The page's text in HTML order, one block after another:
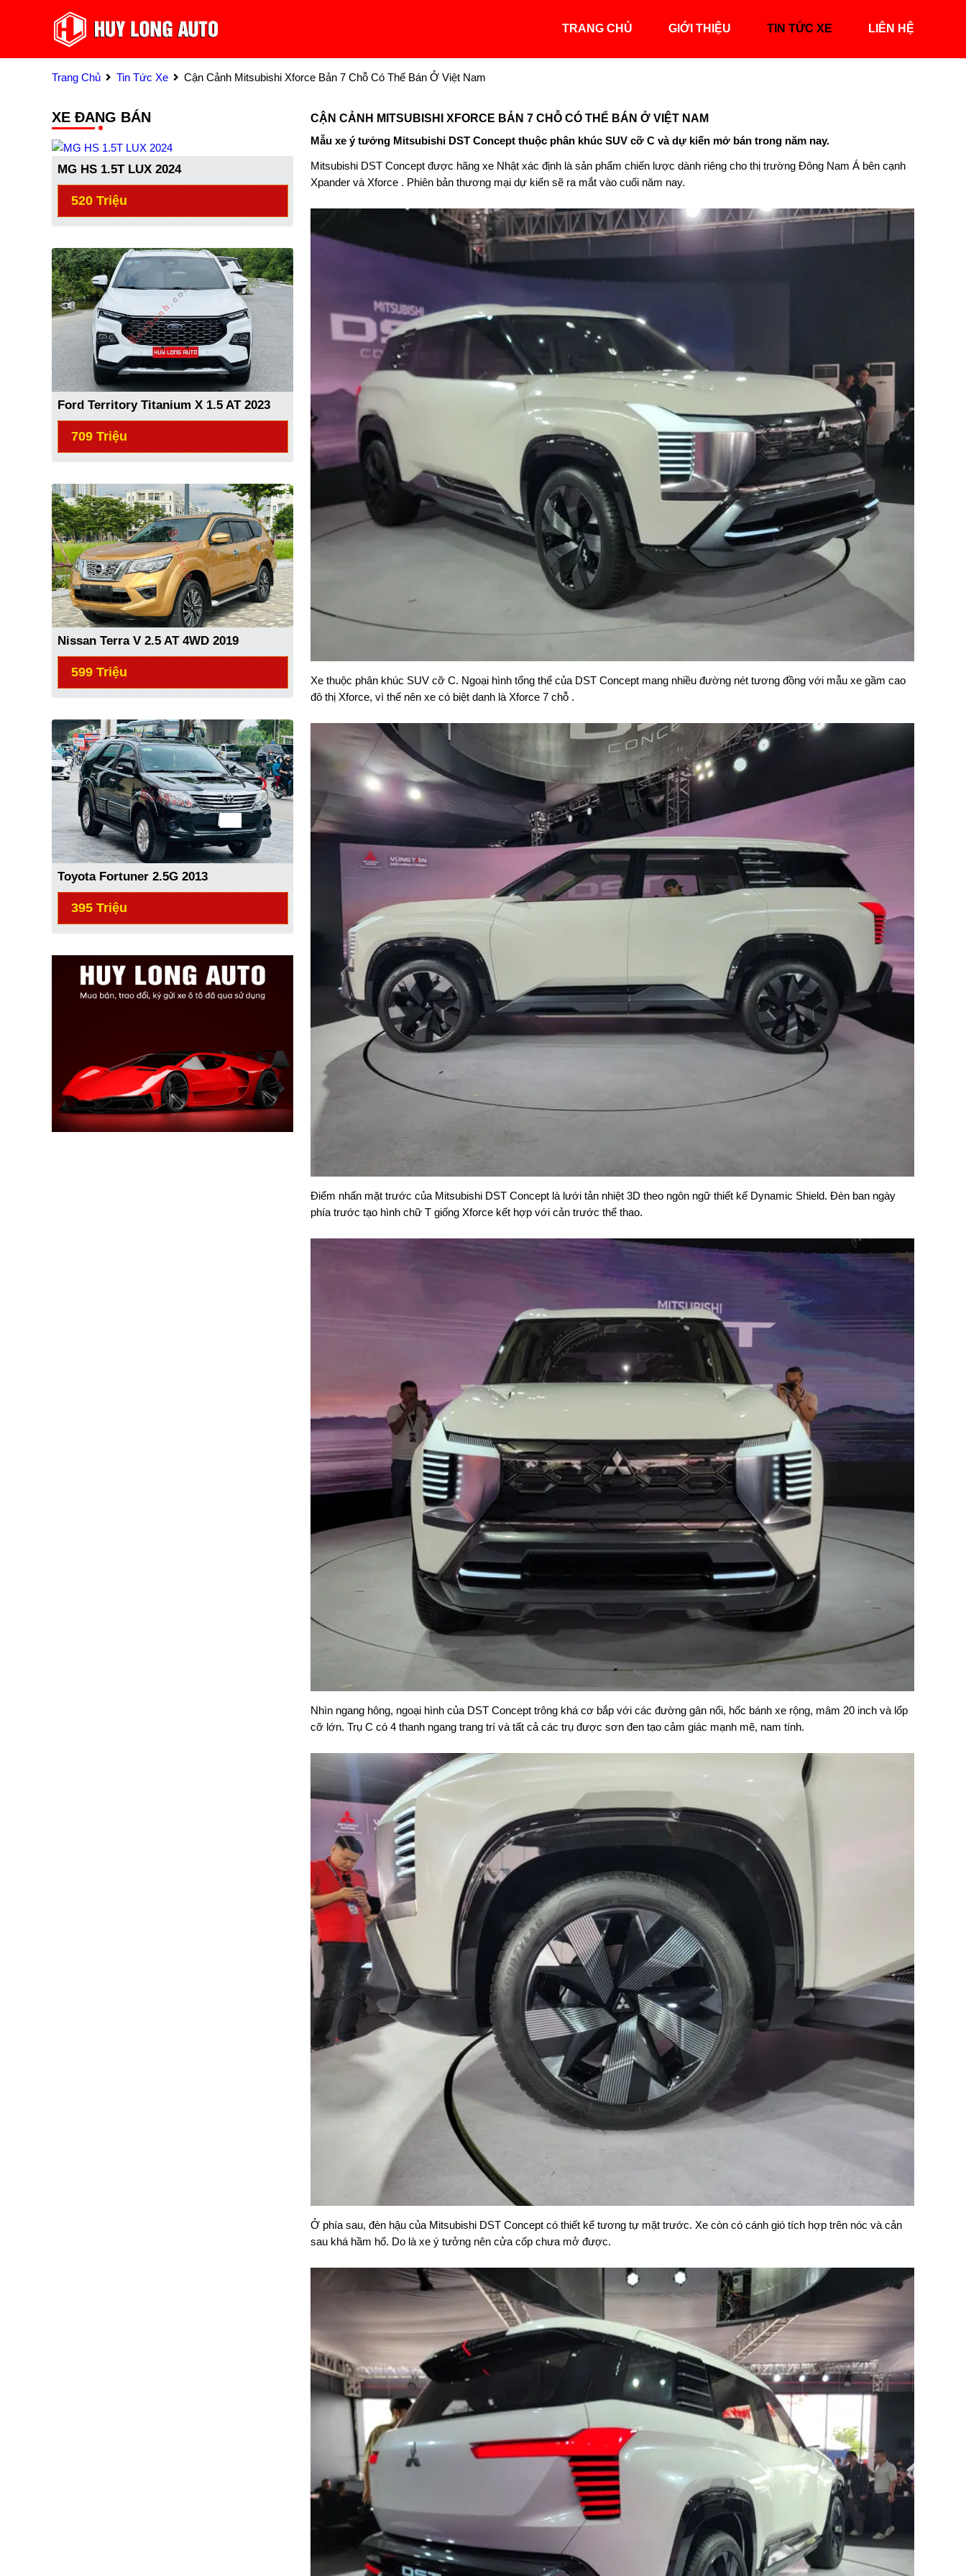
TRANG CHỦ GIỚI THIỆU TIN TỨC XE LIÊN HỆ
Trang Chủ Tin Tức Xe Cận Cảnh Mitsubishi Xforce Bản 7 Chỗ Có Thể Bán Ở Việt Nam
CẬN CẢNH MITSUBISHI XFORCE BẢN 7 CHỖ CÓ THỂ BÁN Ở VIỆT NAM
Mẫu xe ý tưởng Mitsubishi DST Concept thuộc phân khúc SUV cỡ C và dự kiến mở bán trong năm nay.
Mitsubishi DST Concept được hãng xe Nhật xác định là sản phẩm chiến lược dành riêng cho thị trường Đông Nam Á bên cạnh
Xpander và Xforce . Phiên bản thương mại dự kiến sẽ ra mắt vào cuối năm nay.
Xe thuộc phân khúc SUV cỡ C. Ngoại hình tổng thể của DST Concept mang nhiều đường nét tương đồng với mẫu xe gầm cao
đô thị Xforce, vì thế nên xe có biệt danh là Xforce 7 chỗ .
Điểm nhấn mặt trước của Mitsubishi DST Concept là lưới tản nhiệt 3D theo ngôn ngữ thiết kế Dynamic Shield. Đèn ban ngày
phía trước tạo hình chữ T giống Xforce kết hợp với cản trước thể thao.
Nhìn ngang hông, ngoại hình của DST Concept trông khá cơ bắp với các đường gân nổi, hốc bánh xe rộng, mâm 20 inch và lốp
cỡ lớn. Trụ C có 4 thanh ngang trang trí và tất cả các trụ được sơn đen tạo cảm giác mạnh mẽ, nam tính.
Ở phía sau, đèn hậu của Mitsubishi DST Concept có thiết kế tương tự mặt trước. Xe còn có cánh gió tích hợp trên nóc và cản
sau khá hầm hố. Do là xe ý tưởng nên cửa cốp chưa mở được.
XE ĐANG BÁN
MG HS 1.5T LUX 2024
520 Triệu
Ford Territory Titanium X 1.5 AT 2023
709 Triệu
Nissan Terra V 2.5 AT 4WD 2019
599 Triệu
Toyota Fortuner 2.5G 2013
395 Triệu